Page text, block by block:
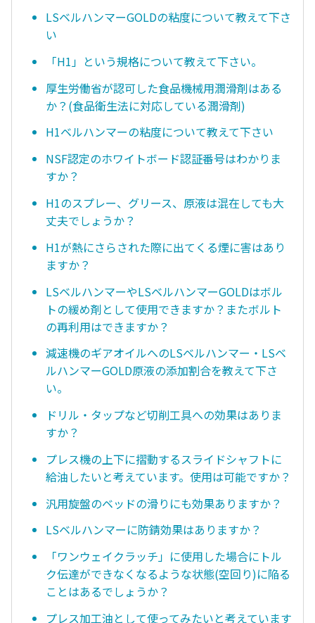
LSベルハンマーGOLDの粘度について教えて下さ
い
「H1」という規格について教えて下さい。
厚生労働省が認可した食品機械用潤滑剤はある
か？(食品衛生法に対応している潤滑剤)
H1ベルハンマーの粘度について教えて下さい
NSF認定のホワイトボード認証番号はわかりま
すか？
H1のスプレー、グリース、原液は混在しても大
丈夫でしょうか？
H1が熱にさらされた際に出てくる煙に害はあり
ますか？
LSベルハンマーやLSベルハンマーGOLDはボル
トの緩め剤として使用できますか？またボルト
の再利用はできますか？
減速機のギアオイルへのLSベルハンマー・LSベ
ルハンマーGOLD原液の添加割合を教えて下さ
い。
ドリル・タップなど切削工具への効果はありま
すか？
プレス機の上下に摺動するスライドシャフトに
給油したいと考えています。使用は可能ですか？
汎用旋盤のベッドの滑りにも効果ありますか？
LSベルハンマーに防錆効果はありますか？
「ワンウェイクラッチ」に使用した場合にトル
ク伝達ができなくなるような状態(空回り)に陥る
ことはあるでしょうか？
プレス加工油として使ってみたいと考えています